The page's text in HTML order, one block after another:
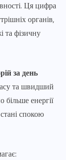
Ця цифра
органів,
та фізичну
за день
та швидший
більше енергії
спокою